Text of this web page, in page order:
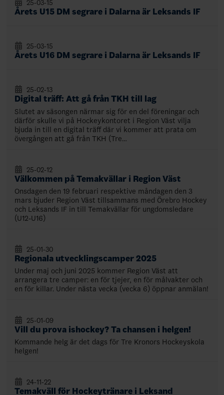
Årets U15 DM segrare i Dalarna är Leksands IF
25-03-15
Årets U16 DM segrare i Dalarna är Leksands IF
25-03-15
Digital träff: Att gå från TKH till lag
25-02-13
Slutet av säsongen närmar sig för en del föreningar och
därför skulle vi på Hockeykontoret i Region Väst vilja
bjuda in till en digital träff där vi kommer att prata om
övergången att gå från TKH (Tre…
Välkommen på Temakvällar i Region Väst
25-02-12
Onsdagen den 19 februari respektive måndagen den 3
mars bjuder Region Väst tillsammans med Örebro Hockey
och Leksands IF in till Temakvällar för ungdomsledare
(U12-U16)
Regionala utvecklingscamper 2025
25-01-30
Under maj och juni 2025 kommer Region Väst att
arrangera tre camper: en för tjejer, en för målvakter och
en för killar. Under nästa vecka (vecka 6) öppnar anmälan!
Vill du prova ishockey? Ta chansen i helgen!
25-01-09
Kommande helg är det dags för Tre Kronors Hockeyskola
helgen!
Temakväll för Hockeytränare i Leksand
24-11-22